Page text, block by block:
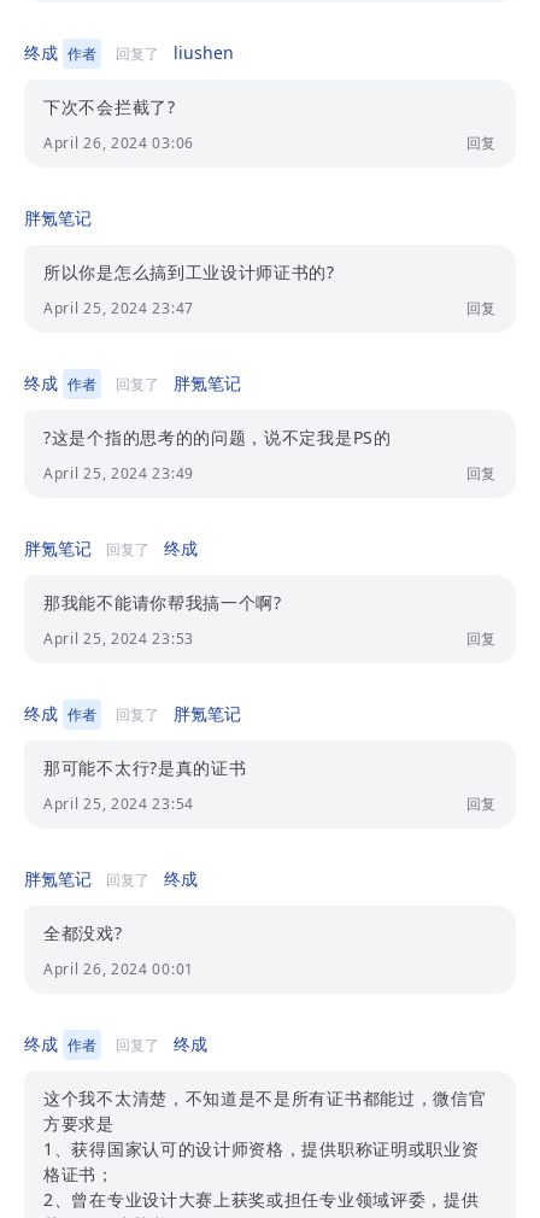
终成 作者 回复了 liushen
下次不会拦截了?
April 26, 2024 03:06 回复
胖氪笔记
所以你是怎么搞到工业设计师证书的?
April 25, 2024 23:47 回复
终成 作者 回复了 胖氪笔记
?这是个指的思考的的问题，说不定我是PS的
April 25, 2024 23:49 回复
胖氪笔记 回复了 终成
那我能不能请你帮我搞一个啊?
April 25, 2024 23:53 回复
终成 作者 回复了 胖氪笔记
那可能不太行?是真的证书
April 25, 2024 23:54 回复
胖氪笔记 回复了 终成
全都没戏?
April 26, 2024 00:01
终成 作者 回复了 终成
这个我不太清楚，不知道是不是所有证书都能过，微信官
方要求是
1、获得国家认可的设计师资格，提供职称证明或职业资
格证书；
2、曾在专业设计大赛上获奖或担任专业领域评委，提供